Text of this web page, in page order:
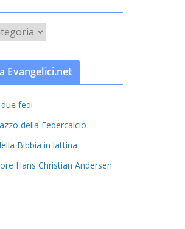
Evangelici.net
fedi
della Federcalcio
Bibbia in lattina
Hans Christian Andersen